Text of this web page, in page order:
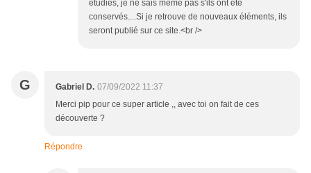
étudiés, je ne sais même pas s'ils ont été
conservés....Si je retrouve de nouveaux éléments, ils
seront publié sur ce site.<br />
G Gabriel D. 07/09/2022 11:37
Merci pip pour ce super article ,, avec toi on fait de ces
découverte ?
Répondre